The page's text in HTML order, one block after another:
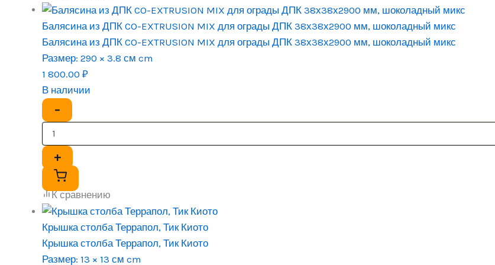
Балясина из ДПК CO-EXTRUSION MIX для ограды ДПК 38х38х2900 мм, шоколадный микс
Балясина из ДПК CO-EXTRUSION MIX для ограды ДПК 38х38х2900 мм, шоколадный микс
Размер: 290 × 3.8 см cm
1 800.00 ₽
В наличии
−
+
К сравнению
Крышка столба Террапол, Тик Киото
Крышка столба Террапол, Тик Киото
Размер: 13 × 13 см cm